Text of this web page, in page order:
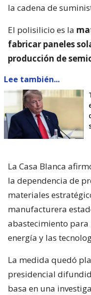
la cadena de
El polisilicio es la
fabricar paneles
producción de
Lee también...
La Casa Blanca
la dependencia de
materiales
manufacturera
abastecimiento
energía y las
La medida quedó
presidencial
basa en una